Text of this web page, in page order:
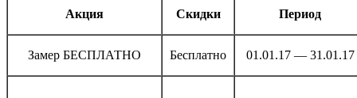
Акция Скидки Период
Замер БЕСПЛАТНО Бесплатно 01.01.17 — 31.01.17